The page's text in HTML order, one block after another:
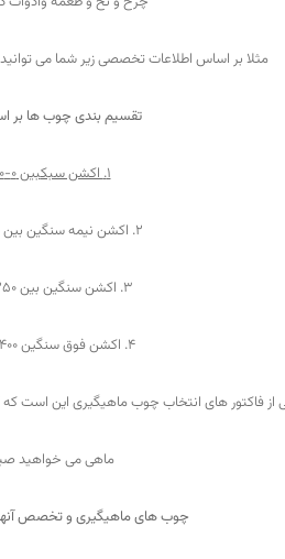
مثلا بر اساس اطلاعات تخصصی زیر شما می
تقسیم بندی چوب ها بر
1.اکشن سبکبین 0-50 گرم
2. اکشن نیمه سنگین بین 50-250 گرم
3. اکشن سنگین بین 250-400 گرم
4. اکشن فوق سنگین 400 گرم به بالا
از فاکتور های انتخاب چوب ماهیگیری این است
ماهی می خواهید
چوب های ماهیگیری و تخصص